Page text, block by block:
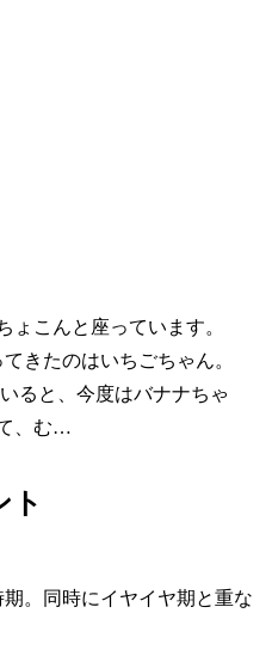
ょこんと座っています。
きたのはいちごちゃん。
ると、今度はバナナちゃ
、む…
ト
。同時にイヤイヤ期と重な